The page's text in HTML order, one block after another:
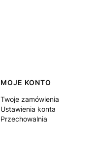
MOJE KONTO
Twoje zamówienia
Ustawienia konta
Przechowalnia